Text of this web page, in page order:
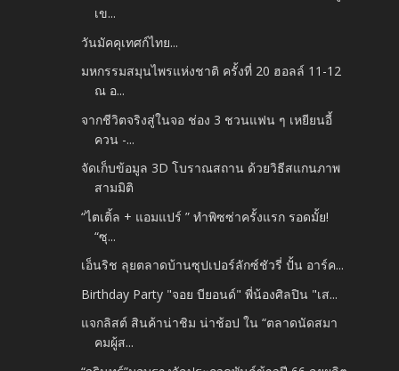
เข...
วันมัคคุเทศก์ไทย...
มหกรรมสมุนไพรแห่งชาติ ครั้งที่ 20 ฮอลล์ 11-12
ณ อ...
จากชีวิตจริงสู่ในจอ ช่อง 3 ชวนแฟน ๆ เหยียนอี้
ควน -...
จัดเก็บข้อมูล 3D โบราณสถาน ด้วยวิธีสแกนภาพ
สามมิติ
“ไตเติ้ล + แอมแปร์ ” ทำพิซซ่าครั้งแรก รอดมั้ย!
“ซุ...
เอ็นริช ลุยตลาดบ้านซุปเปอร์ลักซ์ชัวรี่ ปั้น อาร์ค...
Birthday​ Party "จอย​ บียอนด์" พี่น้องศิลปิน​ "เส...
แจกลิสต์ สินค้าน่าชิม น่าช้อป ใน “ตลาดนัดสมา
คมผู้ส...